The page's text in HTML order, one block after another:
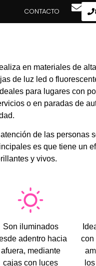
CONTACTO
en materiales de
de luz led o
para lugares con
o en paradas de
de las personas
es que tiene un
y vivos.
Son iluminados
adentro hacia
afuera, mediante
cajas con luces
con